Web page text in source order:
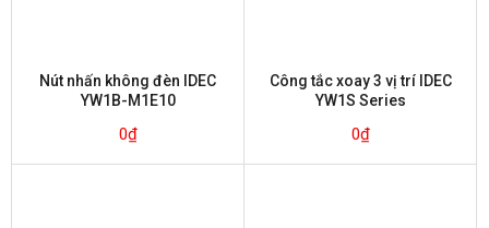
Nút nhấn không đèn IDEC
YW1B-M1E10
0₫
Công tắc xoay 3 vị trí IDEC
YW1S Series
0₫